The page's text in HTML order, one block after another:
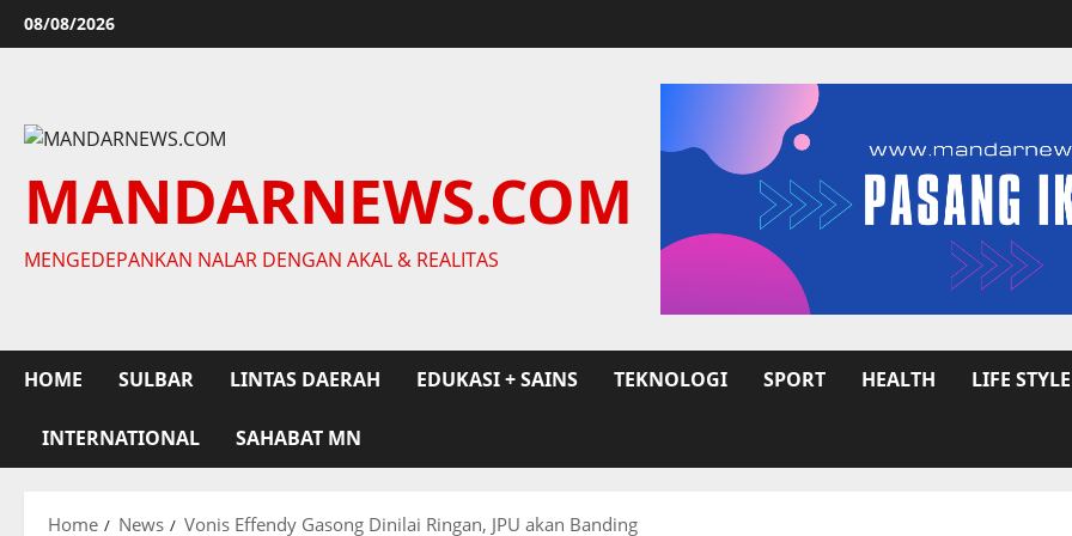
Skip
to
08/08/2026
MANDARNEWS.COM
MENGEDEPANKAN NALAR DENGAN AKAL & REALITAS
HOME SULBAR LINTAS DAERAH EDUKASI + SAINS TEKNOLOGI SPORT HEALTH LIFE STYLE
INTERNATIONAL SAHABAT MN
Home News Vonis Effendy Gasong Dinilai Ringan, JPU akan Banding